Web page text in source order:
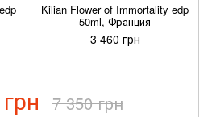
Kilian Flower of Immortality edp
50ml, Франция
3 460 грн
7 350 грн